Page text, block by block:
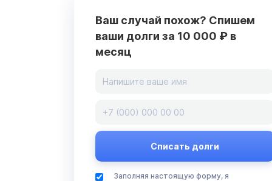
Ваш случай похож? Спишем
ваши долги за 10 000 ₽ в
месяц
Заполняя настоящую форму, я